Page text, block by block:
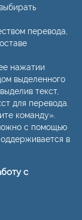
перевода,
нажатии
выделенного
текст,
для перевода.
команду».
с помощью
в
с